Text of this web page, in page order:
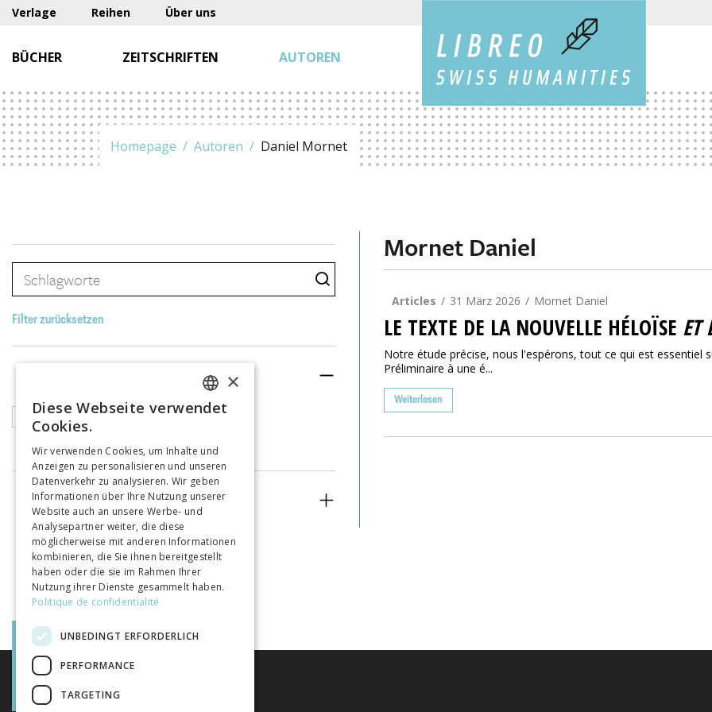
Verlage Reihen Über uns
BÜCHER ZEITSCHRIFTEN AUTOREN
Homepage Autoren Daniel Mornet
Filter zurücksetzen
Articles
ERSCHEINUNGSJAHR
Mornet Daniel
Articles 31 März 2026 Mornet Daniel
LE TEXTE DE LA NOUVELLE HÉLOÏSE ET
Notre étude précise, nous l'espérons, tout ce qui est essentiel
Préliminaire à une é...
Weiterlesen
FRENCH
ITALIAN
×
Diese Webseite verwendet
Cookies.
Wir verwenden Cookies, um Inhalte und
Anzeigen zu personalisieren und unseren
Datenverkehr zu analysieren. Wir geben
Informationen über Ihre Nutzung unserer
Website auch an unsere Werbe- und
Analysepartner weiter, die diese
möglicherweise mit anderen Informationen
kombinieren, die Sie ihnen bereitgestellt
haben oder die sie im Rahmen Ihrer
Nutzung ihrer Dienste gesammelt haben.
Politique de confidentialité
UNBEDINGT ERFORDERLICH
PERFORMANCE
TARGETING